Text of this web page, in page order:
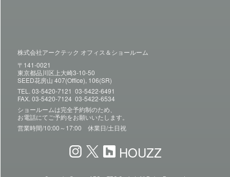
株式会社アークテック オフィス＆ショールーム
〒141-0021
東京都品川区上大崎3-10-50
SEED花房山 407(Office), 106(SR)
TEL. 03-5420-7121 03-5422-6491
FAX. 03-5420-7124 03-5422-6534
ショールームは完全予約制のため、
お電話にてご予約をお願いいたします。
営業時間/10:00～17:00 休業日/土日祝
HOUZZ